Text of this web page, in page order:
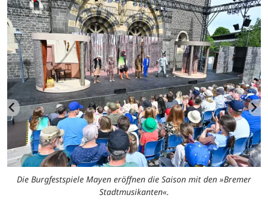
Die Burgfestspiele Mayen eröffnen die Saison mit den »Bremer
Stadtmusikanten«.